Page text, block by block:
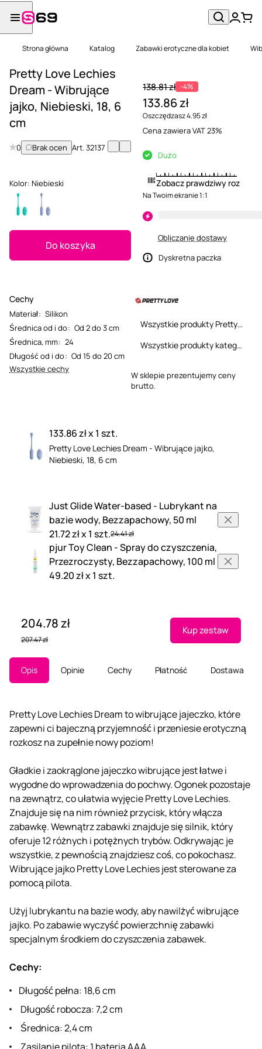
Strona główna Katalog Zabawki erotyczne dla kobiet
Pretty Love Lechies
Dream - Wibrujące
jajko, Niebieski, 18, 6
cm
0 Brak ocen Art.32137
Kolor: Niebieski
Do koszyka
Cechy
Materiał: Silikon
Średnica od i do: Od 2 do 3 cm
Średnica, mm: 24
Długość od i do: Od 15 do 20 cm
Wszystkie cechy
138.81 zł -4%
133.86 zł
Oszczędzasz 4.95 zł
Cena zawiera VAT 23%
Dużo
Zobacz prawdziwy rozmiar
Na Twoim ekranie 1:1
Obliczanie dostawy
Dyskretna paczka
Wszystkie produkty Pretty Love
Wszystkie produkty kategorii
W sklepie prezentujemy ceny
brutto.
133.86 zł x 1 szt.
Pretty Love Lechies Dream - Wibrujące jajko,
Niebieski, 18, 6 cm
Just Glide Water-based - Lubrykant na
bazie wody, Bezzapachowy, 50 ml
21.72 zł x 1 szt.24.41 zł
pjur Toy Clean - Spray do czyszczenia,
Przezroczysty, Bezzapachowy, 100 ml
49.20 zł x 1 szt.
204.78 zł
207.47 zł
Kup zestaw
Opis Opinie Cechy Płatność Dostawa
Pretty Love Lechies Dream to wibrujące jajeczko, które
zapewni ci bajeczną przyjemność i przeniesie erotyczną
rozkosz na zupełnie nowy poziom!
Gładkie i zaokrąglone jajeczko wibrujące jest łatwe i
wygodne do wprowadzenia do pochwy. Ogonek pozostaje
na zewnątrz, co ułatwia wyjęcie Pretty Love Lechies.
Znajduje się na nim również przycisk, który włącza
zabawkę. Wewnątrz zabawki znajduje się silnik, który
oferuje 12 różnych i potężnych trybów. Odkrywając je
wszystkie, z pewnością znajdziesz coś, co pokochasz.
Wibrujące jajko Pretty Love Lechies jest sterowane za
pomocą pilota.
Użyj lubrykantu na bazie wody, aby nawilżyć wibrujące
jajko. Po zabawie wyczyść powierzchnię zabawki
specjalnym środkiem do czyszczenia zabawek.
Cechy:
Długość pełna: 18,6 cm
Długość robocza: 7,2 cm
Średnica: 2,4 cm